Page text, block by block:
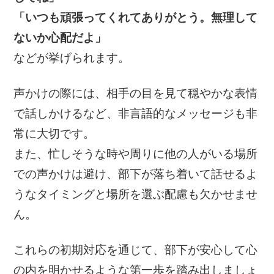
「いつも頑張ってくれてありがとう。無理して
ないか心配だよ」
などが挙げられます。
声かけの際には、相手の目を見て穏やかな表情
で話しかけるなど、非言語的なメッセージも非
常に大切です。
また、忙しそうな時や周りに他の人がいる場所
での声かけは避け、部下が落ち着いて話せるよ
うなタイミングと場所を選ぶ配慮も欠かせませ
ん。
これらの初期対応を通じて、部下が安心して心
の内を明かせるような第一歩を踏み出しましょ